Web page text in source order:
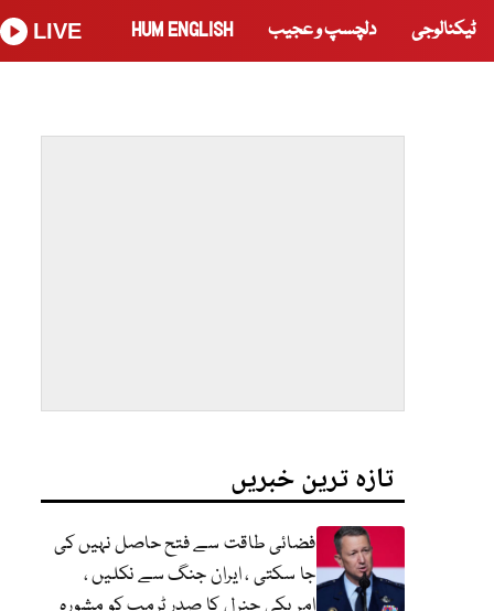
ٹیکنالوجی دلچسپ و عجیب HUM ENGLISH
LIVE
تازہ ترین خبریں
فضائی طاقت سے فتح حاصل نہیں کی
جا سکتی ، ایران جنگ سے نکلیں ،